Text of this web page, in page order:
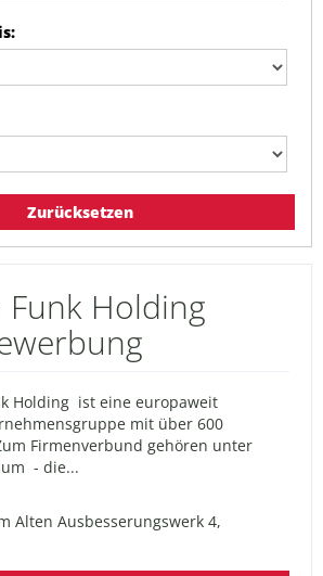
:
Zurücksetzen
Holding
Holding ist eine europaweit
mit über 600
Firmenverbund gehören unter
- die...
Alten Ausbesserungswerk 4,